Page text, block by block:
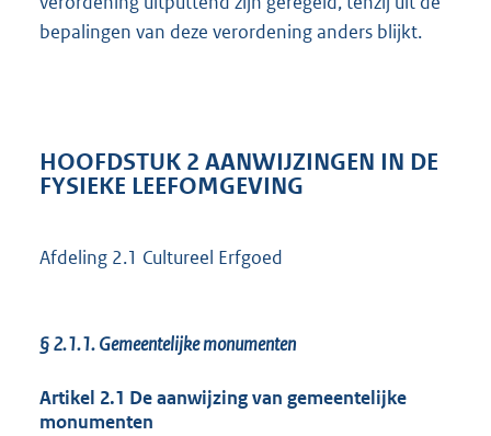
bepalingen van deze verordening anders blijkt.
HOOFDSTUK 2 AANWIJZINGEN IN DE
FYSIEKE LEEFOMGEVING
Afdeling 2.1 Cultureel Erfgoed
§ 2.1.1.Gemeentelijke monumenten
Artikel 2.1 De aanwijzing van gemeentelijke
monumenten